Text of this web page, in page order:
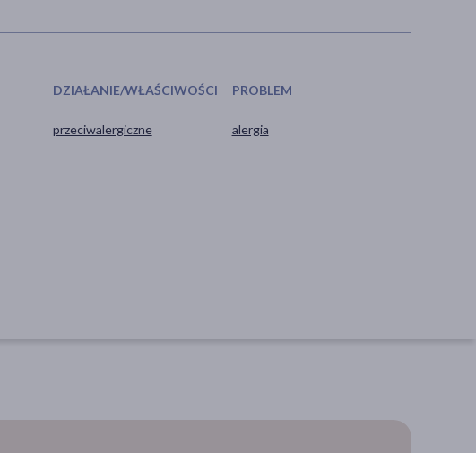
DZIAŁANIE/WŁAŚCIWOŚCI
przeciwalergiczne
PROBLEM
alergia